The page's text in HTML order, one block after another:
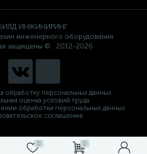
0 0
ИНЖИНИРИНГ
инженерного оборудования
защищены © . 2012-2026
обработку персональных данных
оценка условий труда
обработки персональных данных
соглашение